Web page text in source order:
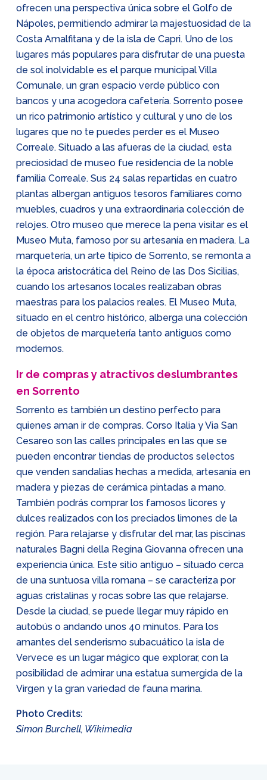
ofrecen una perspectiva única sobre el Golfo de
Nápoles, permitiendo admirar la majestuosidad de la
Costa Amalfitana y de la isla de Capri. Uno de los
lugares más populares para disfrutar de una puesta
de sol inolvidable es el parque municipal Villa
Comunale, un gran espacio verde público con
bancos y una acogedora cafetería. Sorrento posee
un rico patrimonio artístico y cultural y uno de los
lugares que no te puedes perder es el Museo
Correale. Situado a las afueras de la ciudad, esta
preciosidad de museo fue residencia de la noble
familia Correale. Sus 24 salas repartidas en cuatro
plantas albergan antiguos tesoros familiares como
muebles, cuadros y una extraordinaria colección de
relojes. Otro museo que merece la pena visitar es el
Museo Muta, famoso por su artesanía en madera. La
marquetería, un arte típico de Sorrento, se remonta a
la época aristocrática del Reino de las Dos Sicilias,
cuando los artesanos locales realizaban obras
maestras para los palacios reales. El Museo Muta,
situado en el centro histórico, alberga una colección
de objetos de marquetería tanto antiguos como
modernos.
Ir de compras y atractivos deslumbrantes
en Sorrento
Sorrento es también un destino perfecto para
quienes aman ir de compras. Corso Italia y Via San
Cesareo son las calles principales en las que se
pueden encontrar tiendas de productos selectos
que venden sandalias hechas a medida, artesanía en
madera y piezas de cerámica pintadas a mano.
También podrás comprar los famosos licores y
dulces realizados con los preciados limones de la
región. Para relajarse y disfrutar del mar, las piscinas
naturales Bagni della Regina Giovanna ofrecen una
experiencia única. Este sitio antiguo – situado cerca
de una suntuosa villa romana – se caracteriza por
aguas cristalinas y rocas sobre las que relajarse.
Desde la ciudad, se puede llegar muy rápido en
autobús o andando unos 40 minutos. Para los
amantes del senderismo subacuático la isla de
Vervece es un lugar mágico que explorar, con la
posibilidad de admirar una estatua sumergida de la
Virgen y la gran variedad de fauna marina.
Photo Credits:
Simon Burchell, Wikimedia